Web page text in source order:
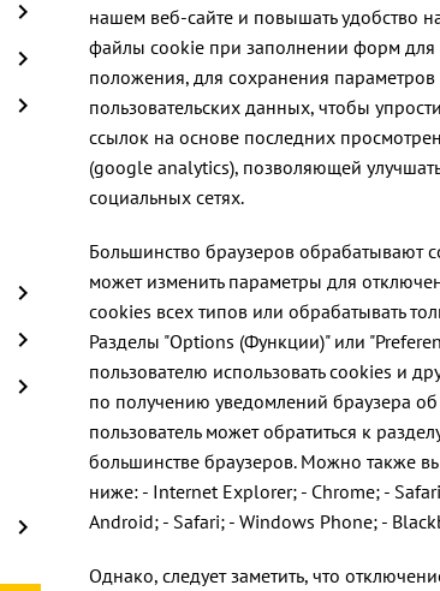
нашем веб-сайте и повышать удобство
файлы cookie при заполнении форм для
положения, для сохранения параметров
пользовательских данных, чтобы
ссылок на основе последних
(google analytics), позволяющей
социальных сетях.
Большинство браузеров обрабатывают
может изменить параметры для
cookies всех типов или обрабатывать
Разделы "Options (Функции)" или
пользователю использовать cookies и
по получению уведомлений браузера
пользователь может обратиться к
большинстве браузеров. Можно также
ниже: - Internet Explorer; - Chrome; -
Android; - Safari; - Windows Phone; -
Однако, следует заметить, что